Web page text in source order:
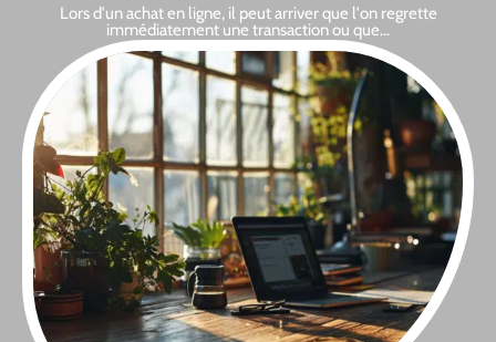
Lors d'un achat en ligne, il peut arriver que l'on regrette
immédiatement une transaction ou que…